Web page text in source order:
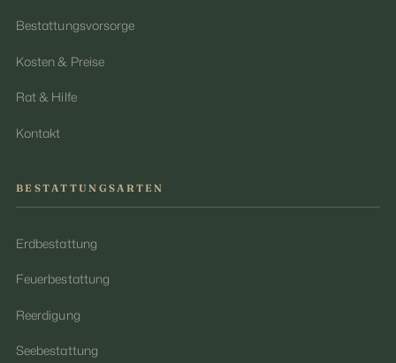
Bestattungsvorsorge
Kosten & Preise
Rat & Hilfe
Kontakt
BESTATTUNGSARTEN
Erdbestattung
Feuerbestattung
Reerdigung
Seebestattung